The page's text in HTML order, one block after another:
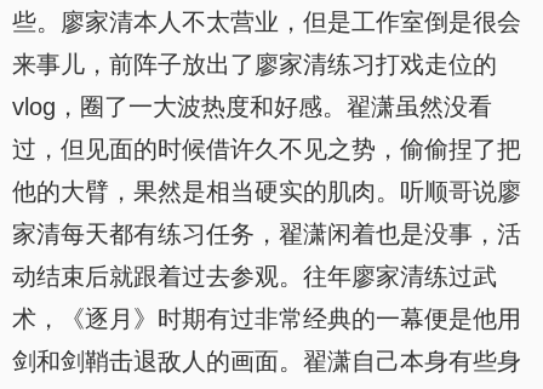
些。廖家清本人不太营业，但是工作室倒是很会
来事儿，前阵子放出了廖家清练习打戏走位的
vlog，圈了一大波热度和好感。翟潇虽然没看
过，但见面的时候借许久不见之势，偷偷捏了把
他的大臂，果然是相当硬实的肌肉。听顺哥说廖
家清每天都有练习任务，翟潇闲着也是没事，活
动结束后就跟着过去参观。往年廖家清练过武
术，《逐月》时期有过非常经典的一幕便是他用
剑和剑鞘击退敌人的画面。翟潇自己本身有些身